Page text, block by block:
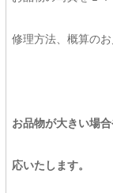
修理方法、概算のお
お品物が大きい場
応いたします。